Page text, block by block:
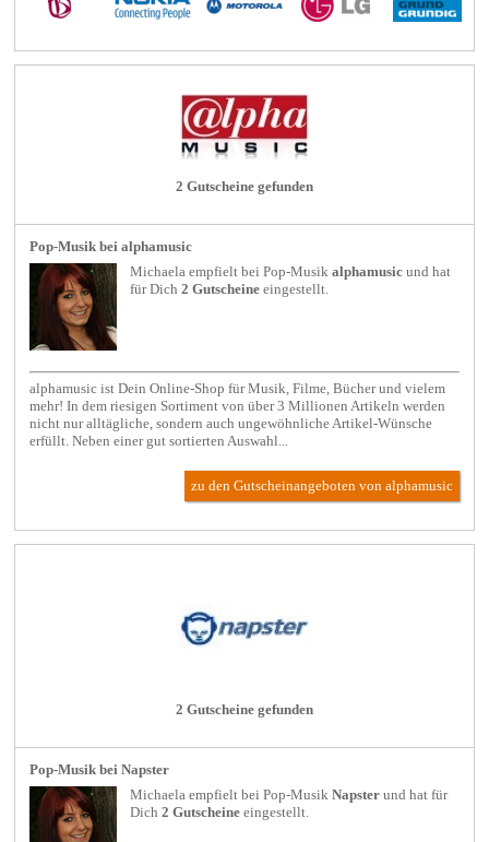
2 Gutscheine gefunden
Pop-Musik bei alphamusic
Michaela empfielt beiPop-Musik alphamusicund hat
für Dich2 Gutscheine eingestellt.
alphamusic ist Dein Online-Shop für Musik, Filme, Bücher und vielem
mehr! In dem riesigen Sortiment von über 3 Millionen Artikeln werden
nicht nur alltägliche, sondern auch ungewöhnliche Artikel-Wünsche
erfüllt. Neben einer gut sortierten Auswahl...
zu den Gutscheinangeboten von alphamusic
2 Gutscheine gefunden
Pop-Musik bei Napster
Michaela empfielt beiPop-Musik Napster und hat für
Dich2 Gutscheine eingestellt.